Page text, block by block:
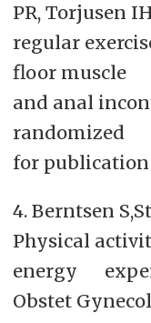
PR, Torjusen
regular
floor muscle
and anal
randomized
for publication
4. Berntsen
Physical
energy
Obstet Gynecol